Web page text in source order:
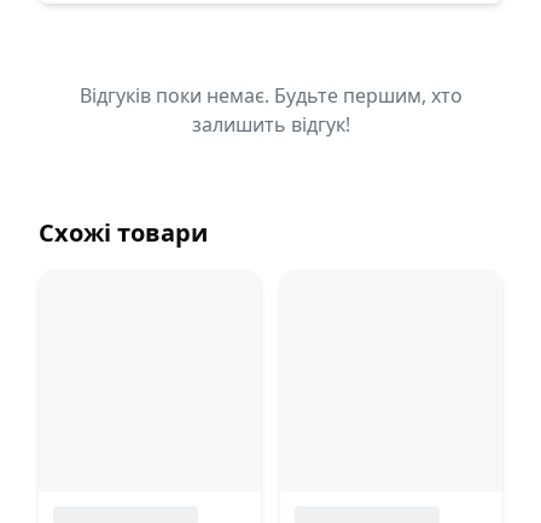
Відгуків поки немає. Будьте першим, хто
залишить відгук!
Схожі товари